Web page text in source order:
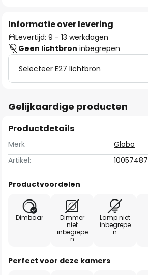
Informatie over levering
Levertijd: 9 - 13 werkdagen
Geen lichtbron inbegrepen
Selecteer E27 lichtbron
Gelijkaardige producten
Productdetails
Merk
Globo
Artikel:
10057487
Productvoordelen
Dimbaar
Dimmer
niet
inbegrepe
n
Lamp niet
inbegrepe
n
Perfect voor deze kamers